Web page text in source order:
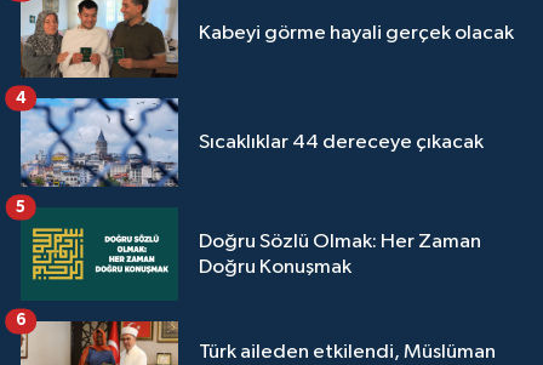
Kabeyi görme hayali gerçek olacak
Sıcaklıklar 44 dereceye çıkacak
4
Doğru Sözlü Olmak: Her Zaman
Doğru Konuşmak
5
Türk aileden etkilendi, Müslüman
6